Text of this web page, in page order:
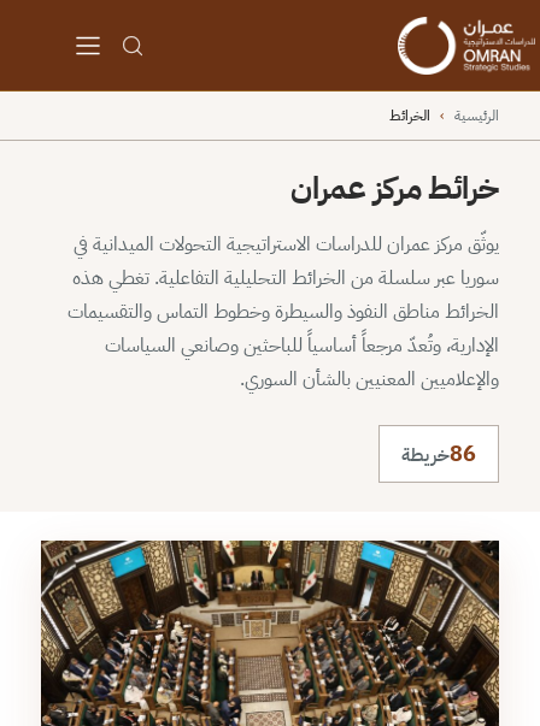
الرئيسية › الخرائط
خرائط مركز عمران
يوثّق مركز عمران للدراسات الاستراتيجية التحولات الميدانية في
سوريا عبر سلسلة من الخرائط التحليلية التفاعلية. تغطي هذه
الخرائط مناطق النفوذ والسيطرة وخطوط التماس والتقسيمات
الإدارية، وتُعدّ مرجعاً أساسياً للباحثين وصانعي السياسات
والإعلاميين المعنيين بالشأن السوري.
86خريطة